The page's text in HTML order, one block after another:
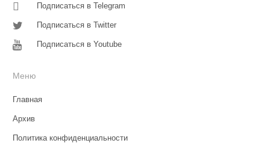
Подписаться в Telegram
Подписаться в Twitter
Подписаться в Youtube
Меню
Главная
Архив
Политика конфиденциальности